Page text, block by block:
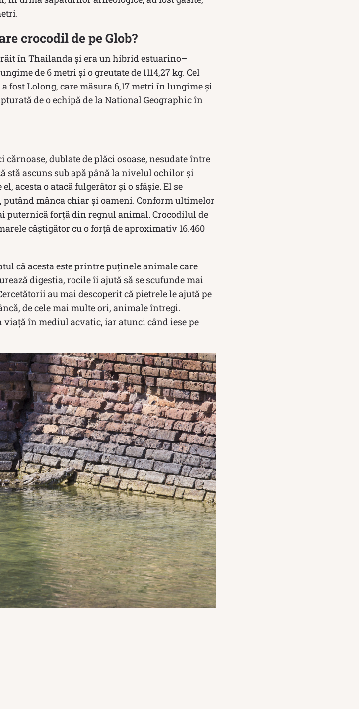
crocodil de pe Glob?
în Thailanda și era un hibrid estuarino–
de 6 metri și o greutate de 1114,27 kg. Cel
fost Lolong, care măsura 6,17 metri în lungime și
de o echipă de la National Geographic în
dublate de plăci osoase, nesudate între
stă ascuns sub apă până la nivelul ochilor și
acesta o atacă fulgerător și o sfâșie. El se
putând mânca chiar și oameni. Conform ultimelor
puternică forță din regnul animal. Crocodilul de
câștigător cu o forță de aproximativ 16.460
că acesta este printre puținele animale care
digestia, rocile îi ajută să se scufunde mai
au mai descoperit că pietrele le ajută pe
de cele mai multe ori, animale întregi.
în mediul acvatic, iar atunci când iese pe